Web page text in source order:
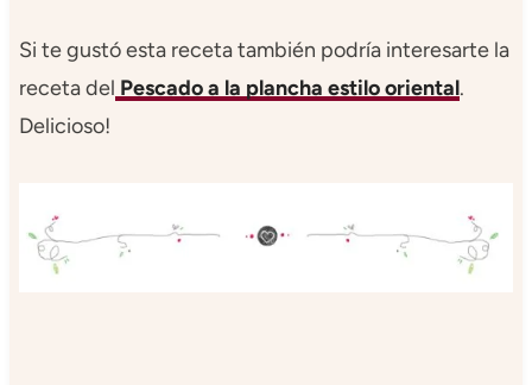
Si te gustó esta receta también podría interesarte la
receta del Pescado a la plancha estilo oriental.
Delicioso!